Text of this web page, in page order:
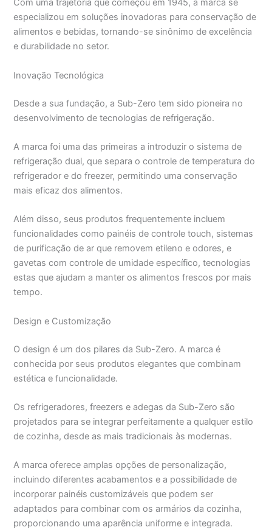
Com uma trajetória que começou em 1945, a marca se
especializou em soluções inovadoras para conservação de
alimentos e bebidas, tornando-se sinônimo de excelência
e durabilidade no setor.
Inovação Tecnológica
Desde a sua fundação, a Sub-Zero tem sido pioneira no
desenvolvimento de tecnologias de refrigeração.
A marca foi uma das primeiras a introduzir o sistema de
refrigeração dual, que separa o controle de temperatura do
refrigerador e do freezer, permitindo uma conservação
mais eficaz dos alimentos.
Além disso, seus produtos frequentemente incluem
funcionalidades como painéis de controle touch, sistemas
de purificação de ar que removem etileno e odores, e
gavetas com controle de umidade específico, tecnologias
estas que ajudam a manter os alimentos frescos por mais
tempo.
Design e Customização
O design é um dos pilares da Sub-Zero. A marca é
conhecida por seus produtos elegantes que combinam
estética e funcionalidade.
Os refrigeradores, freezers e adegas da Sub-Zero são
projetados para se integrar perfeitamente a qualquer estilo
de cozinha, desde as mais tradicionais às modernas.
A marca oferece amplas opções de personalização,
incluindo diferentes acabamentos e a possibilidade de
incorporar painéis customizáveis que podem ser
adaptados para combinar com os armários da cozinha,
proporcionando uma aparência uniforme e integrada.